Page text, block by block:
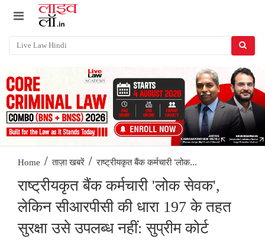
Home / ताज़ा खबरें / राष्ट्रीयकृत बैंक कर्मचारी 'लोक...
राष्ट्रीयकृत बैंक कर्मचारी 'लोक सेवक',
लेकिन सीआरपीसी की धारा 197 के तहत
सुरक्षा उसे उपलब्ध नहीं: सुप्रीम कोर्ट